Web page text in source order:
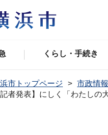
くらし・手続き
市トップページ 市政情報
記者発表】にしく「わたし